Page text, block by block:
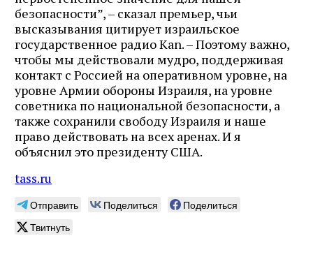
безопасности”, – сказал премьер, чьи
высказывания цитирует израильское
государственное радио Kan. – Поэтому важно,
чтобы мы действовали мудро, поддерживая
контакт с Россией на оперативном уровне, на
уровне Армии обороны Израиля, на уровне
советника по национальной безопасности, а
также сохранили свободу Израиля и наше
право действовать на всех аренах. И я
объяснил это президенту США.
tass.ru
Отправить Поделиться
Поделиться
Твитнуть